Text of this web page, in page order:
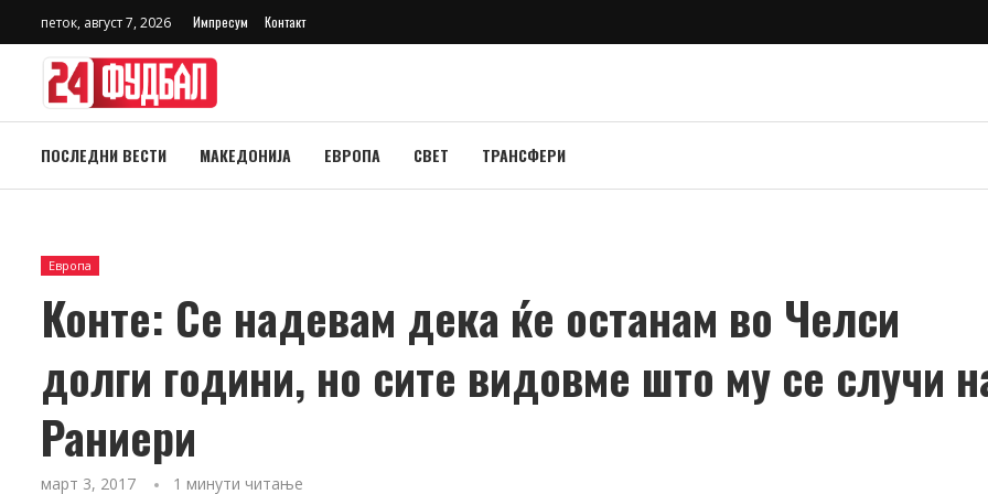
петок, август 7, 2026 Импресум Контакт
ПОСЛЕДНИ ВЕСТИ МАКЕДОНИЈА ЕВРОПА СВЕТ ТРАНСФЕРИ
Европа
Конте: Се надевам дека ќе останам во Челси
долги години, но сите видовме што му се случи
Раниери
март 3, 2017 1 минути читање